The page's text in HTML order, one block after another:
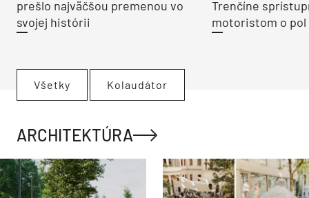
prešlo najväčšou premenou vo
svojej histórii
Trenčíne
motoristom o pol
Všetky Kolaudátor
ARCHITEKTÚRA